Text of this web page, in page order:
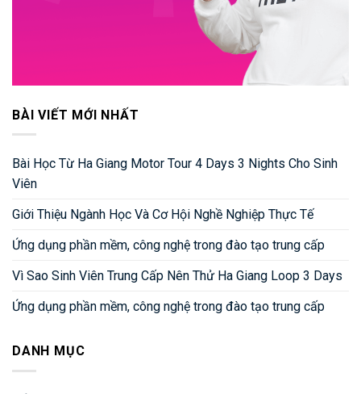
BÀI VIẾT MỚI NHẤT
Bài Học Từ Ha Giang Motor Tour 4 Days 3 Nights Cho Sinh
Viên
Giới Thiệu Ngành Học Và Cơ Hội Nghề Nghiệp Thực Tế
Ứng dụng phần mềm, công nghệ trong đào tạo trung cấp
Vì Sao Sinh Viên Trung Cấp Nên Thử Ha Giang Loop 3 Days
Ứng dụng phần mềm, công nghệ trong đào tạo trung cấp
DANH MỤC